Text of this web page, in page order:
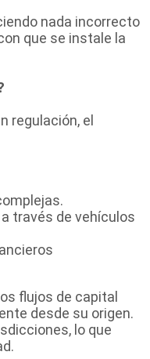
nada incorrecto
que se instale la
regulación, el
través de vehículos
flujos de capital
desde su origen.
lo que